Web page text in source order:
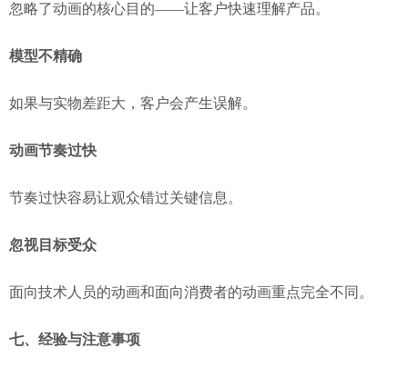
忽略了动画的核心目的——让客户快速理解产品。
模型不精确
如果与实物差距大，客户会产生误解。
动画节奏过快
节奏过快容易让观众错过关键信息。
忽视目标受众
面向技术人员的动画和面向消费者的动画重点完全不同。
七、经验与注意事项